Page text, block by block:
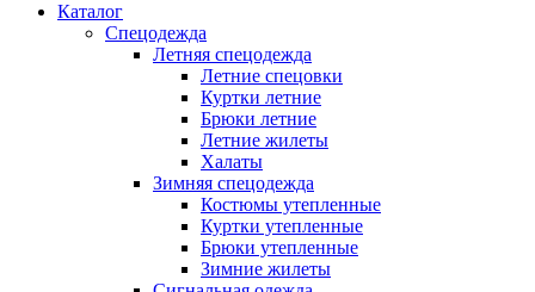
Каталог
Спецодежда
Летняя спецодежда
Летние спецовки
Куртки летние
Брюки летние
Летние жилеты
Халаты
Зимняя спецодежда
Костюмы утепленные
Куртки утепленные
Брюки утепленные
Зимние жилеты